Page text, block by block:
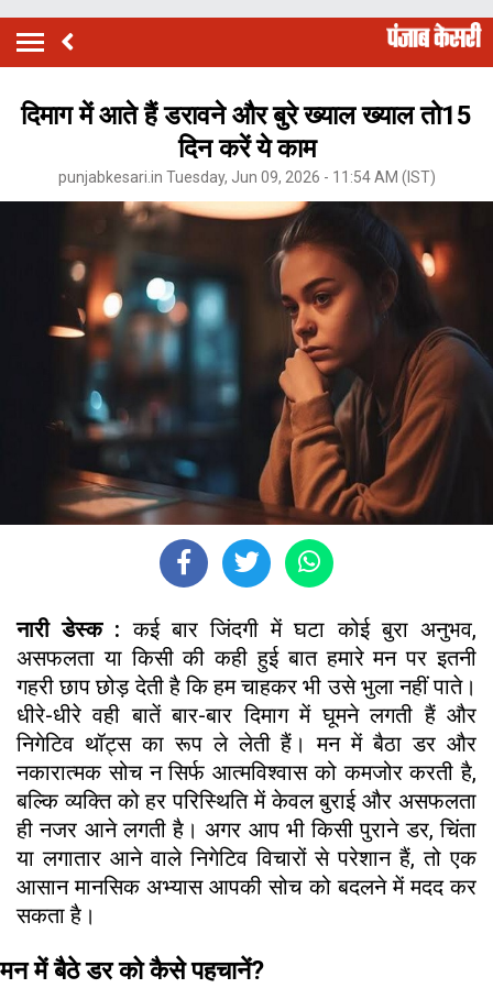
दिमाग में आते हैं डरावने और बुरे ख्याल ख्याल तो15
दिन करें ये काम
punjabkesari.in Tuesday, Jun 09, 2026 - 11:54 AM (IST)
नारी डेस्क :कई बार जिंदगी में घटा कोई बुरा अनुभव,
असफलता या किसी की कही हुई बात हमारे मन पर इतनी
गहरी छाप छोड़ देती है कि हम चाहकर भी उसे भुला नहीं पाते।
धीरे-धीरे वही बातें बार-बार दिमाग में घूमने लगती हैं और
निगेटिव थॉट्स का रूप ले लेती हैं। मन में बैठा डर और
नकारात्मक सोच न सिर्फ आत्मविश्वास को कमजोर करती है,
बल्कि व्यक्ति को हर परिस्थिति में केवल बुराई और असफलता
ही नजर आने लगती है। अगर आप भी किसी पुराने डर, चिंता
या लगातार आने वाले निगेटिव विचारों से परेशान हैं, तो एक
आसान मानसिक अभ्यास आपकी सोच को बदलने में मदद कर
सकता है।
मन में बैठे डर को कैसे पहचानें?